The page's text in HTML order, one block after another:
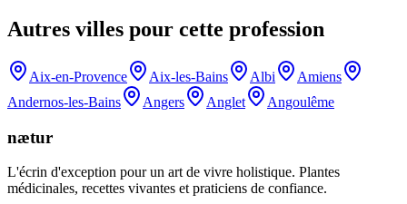
Autres villes pour cette profession
Aix-en-Provence Aix-les-Bains Albi
Amiens
Andernos-les-Bains
Angers Anglet Angoulême
nætur
L'écrin d'exception pour un art de vivre holistique. Plantes
médicinales, recettes vivantes et praticiens de confiance.